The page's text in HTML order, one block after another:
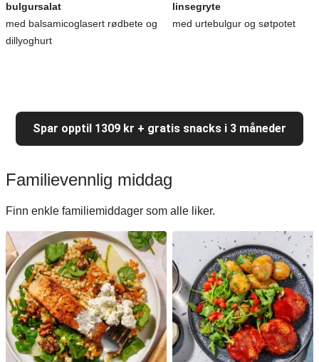
bulgursalat
med balsamicoglasert rødbete og
dillyoghurt
linsegryte
med urtebulgur og søtpotet
Spar opptil 1309 kr + gratis snacks i 3 måneder
Familievennlig middag
Finn enkle familiemiddager som alle liker.